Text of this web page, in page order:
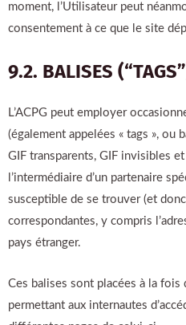
moment, l’Utilisateur peut
consentement à ce que le site
9.2. BALISES
L’ACPG peut employer
(également appelées « tags », ou
GIF transparents, GIF invisibles
l’intermédiaire d’un partenaire
susceptible de se trouver (et
correspondantes, y compris
pays étranger.
Ces balises sont placées à la
permettant aux internautes